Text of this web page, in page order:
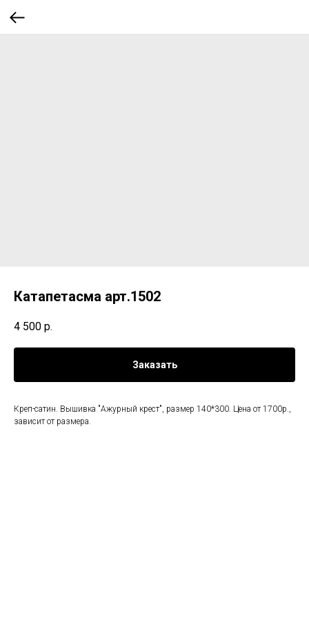
Катапетасма арт.1502
4 500 р.
Заказать
Креп-сатин. Вышивка "Ажурный крест", размер 140*300. Цена от 1700р.,
зависит от размера.